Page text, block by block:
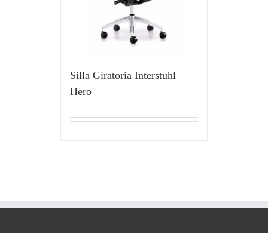
Silla Giratoria Interstuhl
Hero